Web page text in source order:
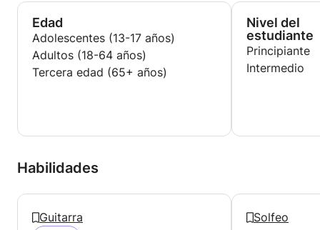
Edad
Adolescentes (13-17 años)
Adultos (18-64 años)
Tercera edad (65+ años)
Nivel del
estudiante
Principiante
Intermedio
Habilidades
Guitarra Solfeo